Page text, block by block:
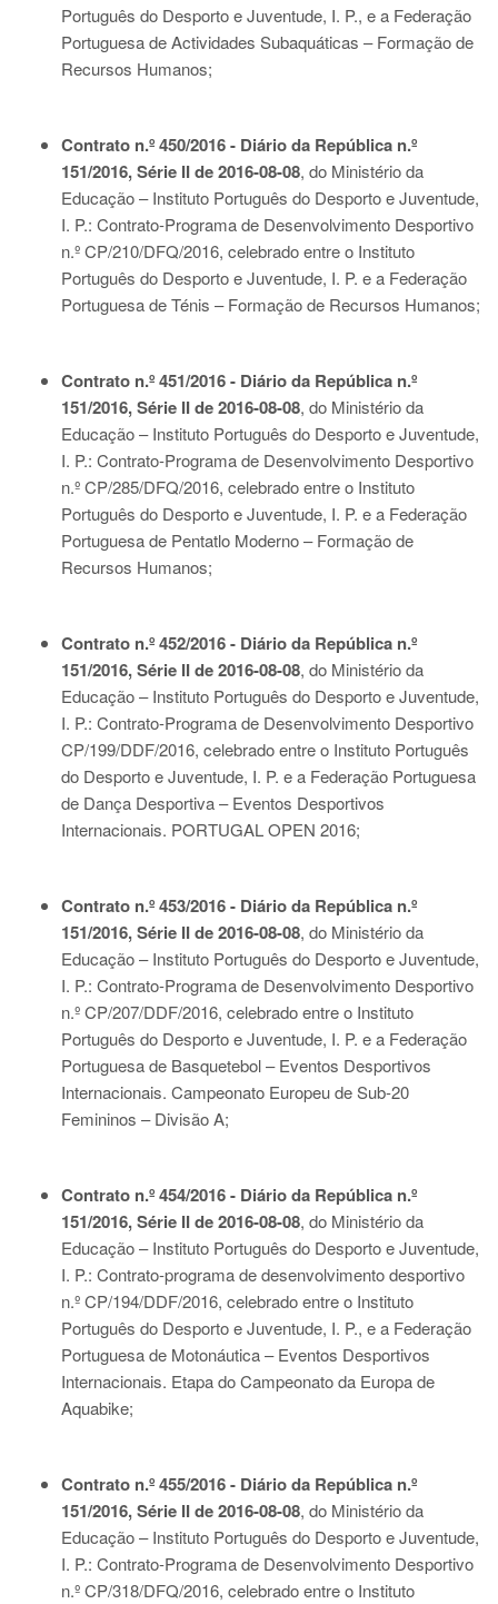
Português do Desporto e Juventude, I. P., e a Federação
Portuguesa de Actividades Subaquáticas – Formação de
Recursos Humanos;
Contrato n.º 450/2016 - Diário da República n.º
151/2016, Série II de 2016-08-08, do Ministério da
Educação – Instituto Português do Desporto e Juventude,
I. P.: Contrato-Programa de Desenvolvimento Desportivo
n.º CP/210/DFQ/2016, celebrado entre o Instituto
Português do Desporto e Juventude, I. P. e a Federação
Portuguesa de Ténis – Formação de Recursos Humanos;
Contrato n.º 451/2016 - Diário da República n.º
151/2016, Série II de 2016-08-08, do Ministério da
Educação – Instituto Português do Desporto e Juventude,
I. P.: Contrato-Programa de Desenvolvimento Desportivo
n.º CP/285/DFQ/2016, celebrado entre o Instituto
Português do Desporto e Juventude, I. P. e a Federação
Portuguesa de Pentatlo Moderno – Formação de
Recursos Humanos;
Contrato n.º 452/2016 - Diário da República n.º
151/2016, Série II de 2016-08-08, do Ministério da
Educação – Instituto Português do Desporto e Juventude,
I. P.: Contrato-Programa de Desenvolvimento Desportivo
CP/199/DDF/2016, celebrado entre o Instituto Português
do Desporto e Juventude, I. P. e a Federação Portuguesa
de Dança Desportiva – Eventos Desportivos
Internacionais. PORTUGAL OPEN 2016;
Contrato n.º 453/2016 - Diário da República n.º
151/2016, Série II de 2016-08-08, do Ministério da
Educação – Instituto Português do Desporto e Juventude,
I. P.: Contrato-Programa de Desenvolvimento Desportivo
n.º CP/207/DDF/2016, celebrado entre o Instituto
Português do Desporto e Juventude, I. P. e a Federação
Portuguesa de Basquetebol – Eventos Desportivos
Internacionais. Campeonato Europeu de Sub-20
Femininos – Divisão A;
Contrato n.º 454/2016 - Diário da República n.º
151/2016, Série II de 2016-08-08, do Ministério da
Educação – Instituto Português do Desporto e Juventude,
I. P.: Contrato-programa de desenvolvimento desportivo
n.º CP/194/DDF/2016, celebrado entre o Instituto
Português do Desporto e Juventude, I. P., e a Federação
Portuguesa de Motonáutica – Eventos Desportivos
Internacionais. Etapa do Campeonato da Europa de
Aquabike;
Contrato n.º 455/2016 - Diário da República n.º
151/2016, Série II de 2016-08-08, do Ministério da
Educação – Instituto Português do Desporto e Juventude,
I. P.: Contrato-Programa de Desenvolvimento Desportivo
n.º CP/318/DFQ/2016, celebrado entre o Instituto